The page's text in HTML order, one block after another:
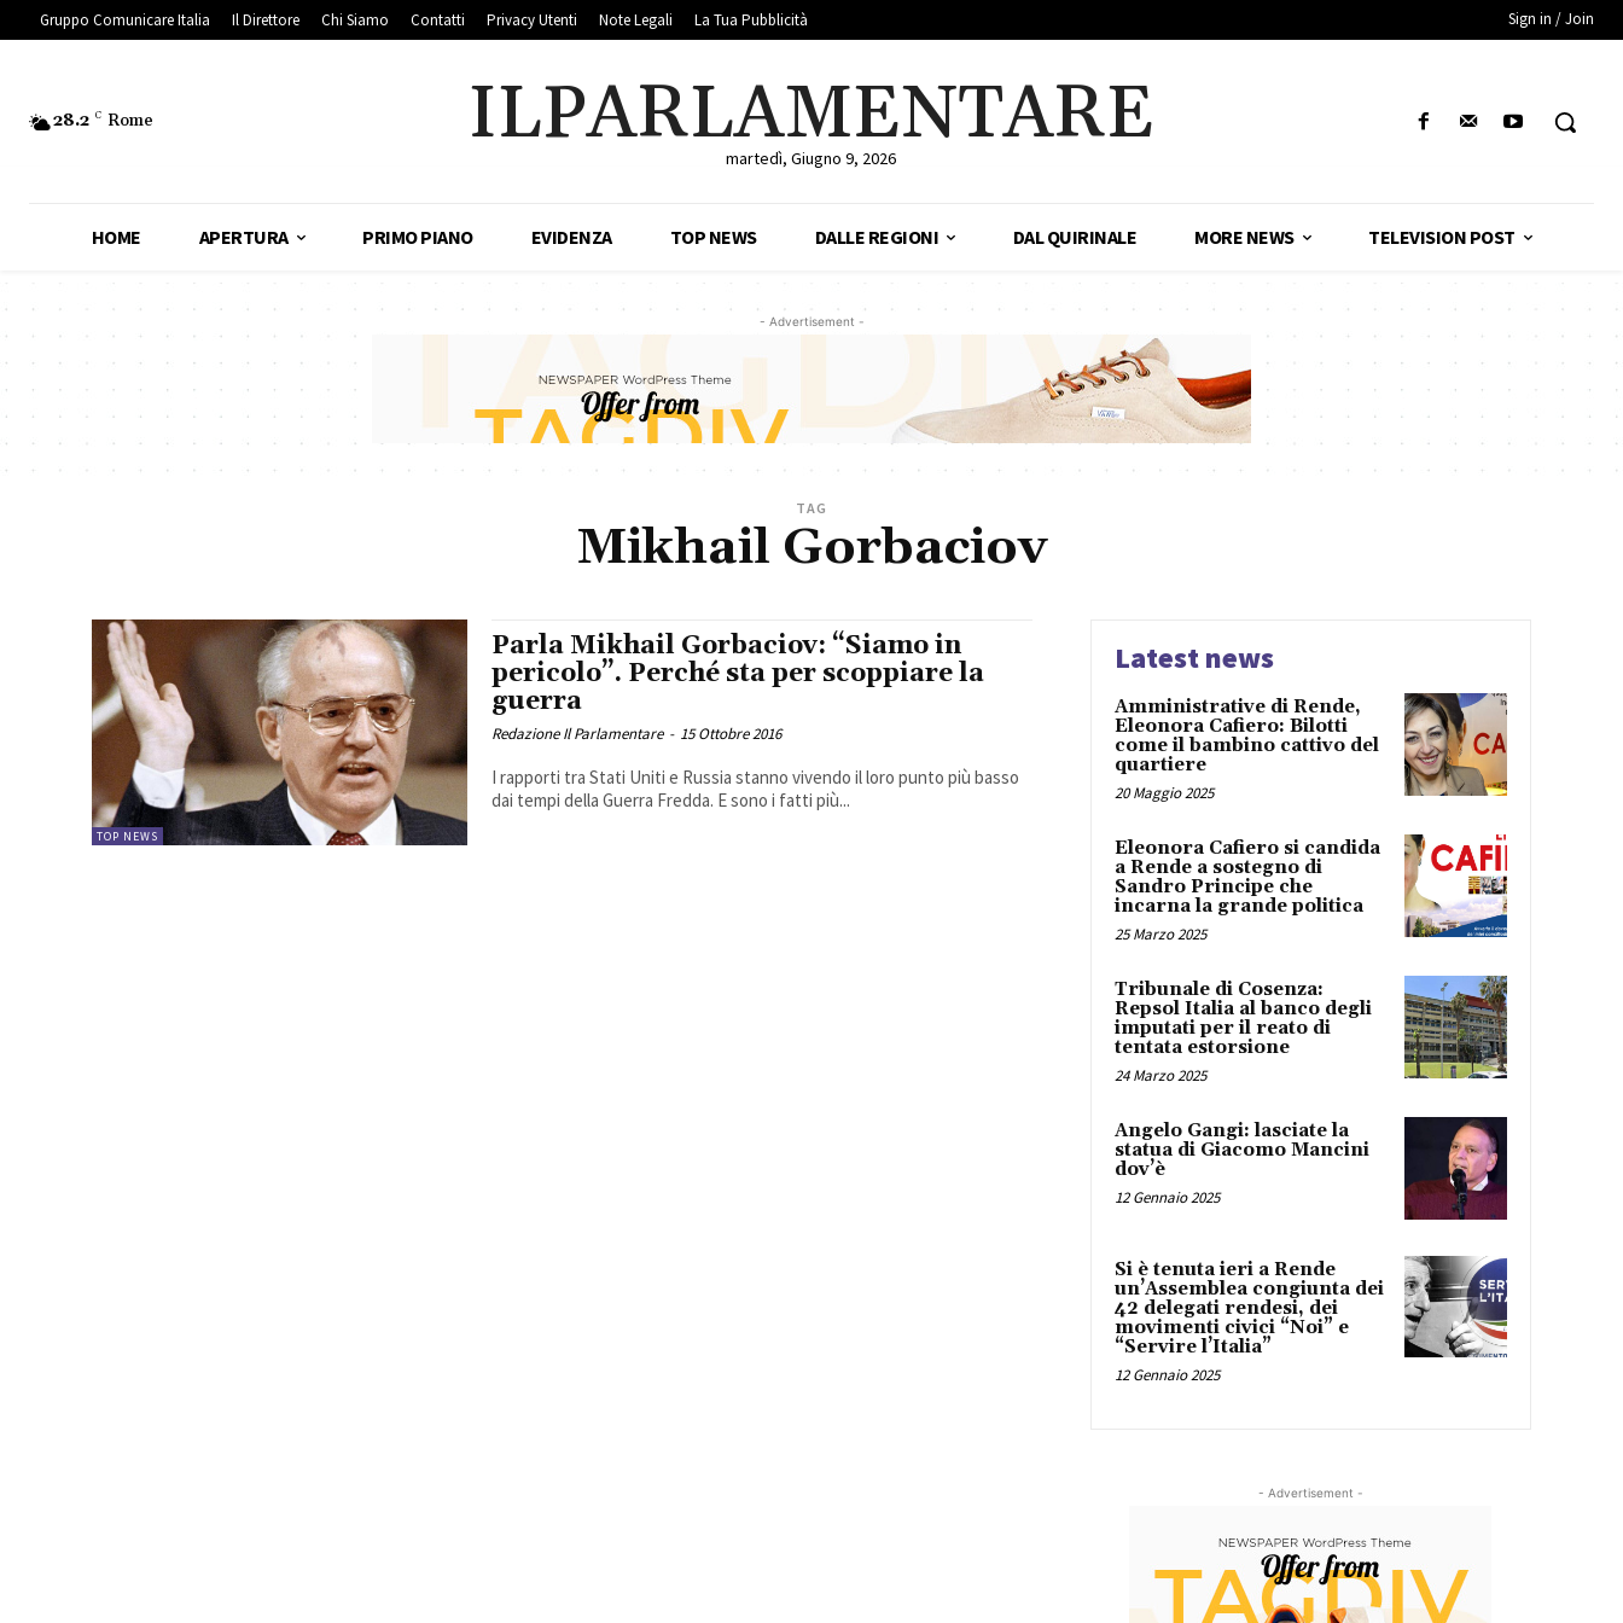
Gruppo Comunicare Italia Il Direttore Chi Siamo Contatti Privacy Utenti Note Legali La Tua Pubblicità Sign in / Join
28.2 C Rome ILPARLAMENTARE
martedì, Giugno 9, 2026
HOME APERTURA PRIMO PIANO EVIDENZA TOP NEWS DALLE REGIONI DAL QUIRINALE MORE NEWS TELEVISION POST
- Advertisement -
TAG
Mikhail Gorbaciov
TOP NEWS
Parla Mikhail Gorbaciov: “Siamo in
pericolo”. Perché sta per scoppiare la
guerra
Redazione Il Parlamentare - 15 Ottobre 2016
I rapporti tra Stati Uniti e Russia stanno vivendo il loro punto più basso
dai tempi della Guerra Fredda. E sono i fatti più...
Latest news
Amministrative di Rende,
Eleonora Cafiero: Bilotti
come il bambino cattivo del
quartiere
20 Maggio 2025
Eleonora Cafiero si candida
a Rende a sostegno di
Sandro Principe che
incarna la grande politica
25 Marzo 2025
Tribunale di Cosenza:
Repsol Italia al banco degli
imputati per il reato di
tentata estorsione
24 Marzo 2025
Angelo Gangi: lasciate la
statua di Giacomo Mancini
dov’è
12 Gennaio 2025
Si è tenuta ieri a Rende
un’Assemblea congiunta dei
42 delegati rendesi, dei
movimenti civici “Noi” e
“Servire l’Italia”
12 Gennaio 2025
- Advertisement -